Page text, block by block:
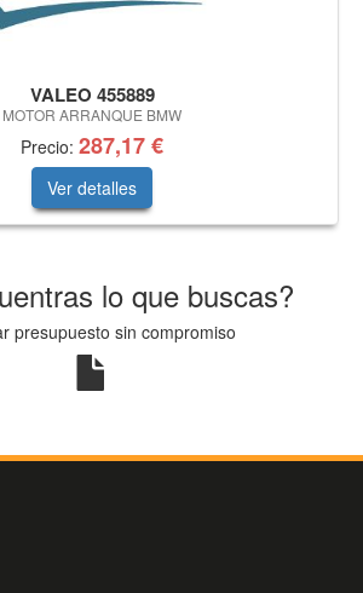
VALEO 455889
MOTOR ARRANQUE BMW
Precio: 287,17 €
Ver detalles
lo que buscas?
presupuesto sin compromiso